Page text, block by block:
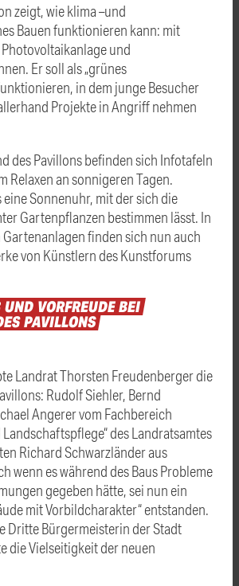
zeigt, wie klima –und
Bauen funktionieren kann: mit
und
Er soll als „grünes
in dem junge Besucher
Projekte in Angriff nehmen
des Pavillons befinden sich Infotafeln
Relaxen an sonnigeren Tagen.
Sonnenuhr, mit der sich die
Gartenpflanzen bestimmen lässt. In
finden sich nun auch
von Künstlern des Kunstforums
UND VORFREUDEBEI
PAVILLONS
Landrat Thorsten Freudenberger die
Rudolf Siehler, Bernd
Angerer vom Fachbereich
des Landratsamtes
Richard Schwarzländer aus
wenn es während des Baus Probleme
gegeben hätte, sei nun ein
mit Vorbildcharakter“ entstanden.
Dritte Bürgermeisterin der Stadt
die Vielseitigkeit der neuen